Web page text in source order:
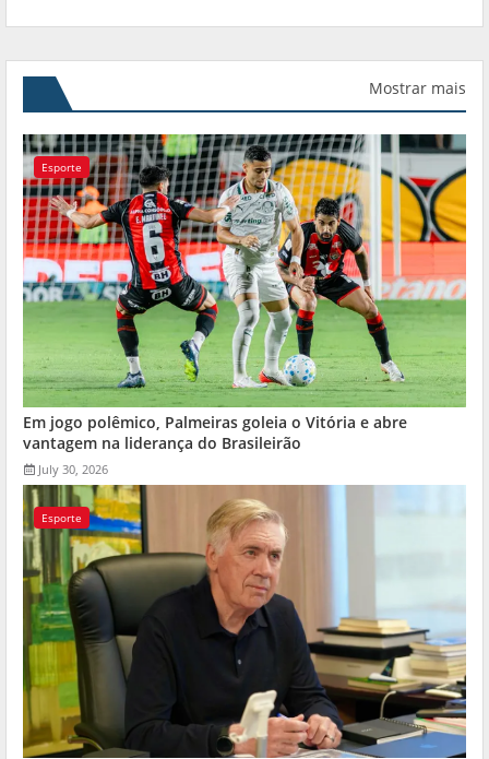
Mostrar mais
Esporte
Em jogo polêmico, Palmeiras goleia o Vitória e abre
vantagem na liderança do Brasileirão
July 30, 2026
Esporte